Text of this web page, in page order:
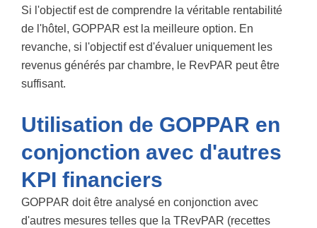
Si l'objectif est de comprendre la véritable rentabilité
de l'hôtel, GOPPAR est la meilleure option. En
revanche, si l'objectif est d'évaluer uniquement les
revenus générés par chambre, le RevPAR peut être
suffisant.
Utilisation de GOPPAR en
conjonction avec d'autres
KPI financiers
GOPPAR doit être analysé en conjonction avec
d'autres mesures telles que la TRevPAR (recettes